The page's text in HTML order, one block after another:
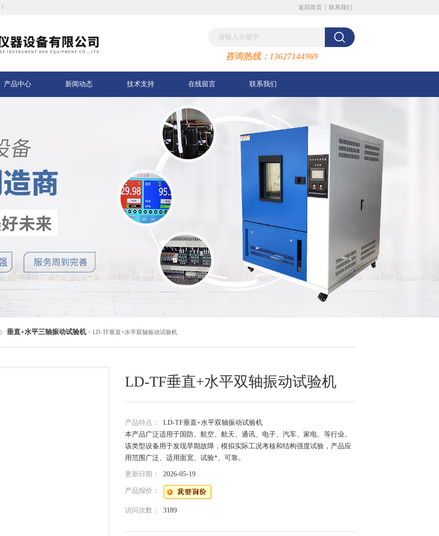
返回首页 联系我们
咨询热线：13627144969
产品中心 新闻动态 技术支持 在线留言 联系我们
垂直+水平三轴振动试验机> LD-TF垂直+水平双轴振动试验机
LD-TF垂直+水平双轴振动试验机
产品特点： LD-TF垂直+水平双轴振动试验机
本产品广泛适用于国防、航空、航天、通讯、电子、汽车、家电、等行业。
该类型设备用于发现早期故障，模拟实际工况考核和结构强度试验，产品应
用范围广泛、适用面宽、试验*、可靠。
更新日期： 2026-05-19
产品报价：
访问次数： 3189